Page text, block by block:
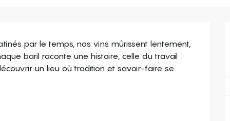
par le temps, nos vins mûrissent lentement,
baril raconte une histoire, celle du travail
un lieu où tradition et savoir-faire se